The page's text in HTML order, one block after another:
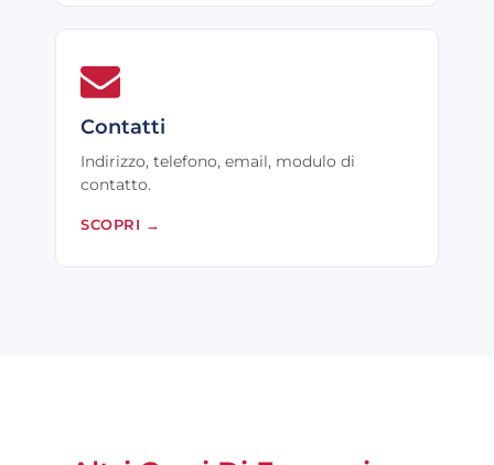
Contatti
Indirizzo, telefono, email, modulo di
contatto.
SCOPRI →